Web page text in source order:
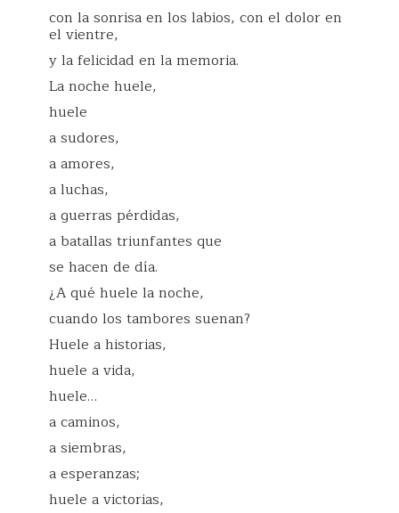
con la sonrisa en los labios, con el dolor en
el vientre,
y la felicidad en la memoria.
La noche huele,
huele
a sudores,
a amores,
a luchas,
a guerras pérdidas,
a batallas triunfantes que
se hacen de día.
¿A qué huele la noche,
cuando los tambores suenan?
Huele a historias,
huele a vida,
huele…
a caminos,
a siembras,
a esperanzas;
huele a victorias,